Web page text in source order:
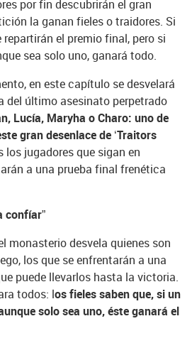
por fin descubrirán el gran
la ganan fieles o traidores. Si
repartirán el premio final, pero si
sea solo uno, ganará todo.
en este capítulo se desvelará
del último asesinato perpetrado
Lucía, Maryha o Charo: uno de
gran desenlace de ‘Traitors
los jugadores que sigan en
a una prueba final frenética
confíar”
monasterio desvela quienes son
los que se enfrentarán a una
puede llevarlos hasta la victoria.
todos: los fieles saben que, si un
solo sea uno, éste ganará el